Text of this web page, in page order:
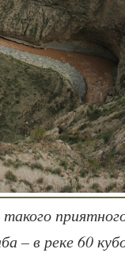
– в реке 60